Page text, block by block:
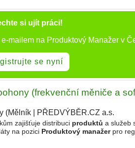
si ujít práci!
mailem na Produktový Manažer v
se nyní
(frekvenční měniče a
(Mělník| PŘEDVÝBĚR.CZ a.s.
zajišťuje distribuci produktů a služeb
na pozici Produktový manažerpro